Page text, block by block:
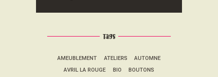
Tags
AMEUBLEMENT ATELIERS
AUTOMNE
AVRIL LA ROUGE
BIO
BOUTONS